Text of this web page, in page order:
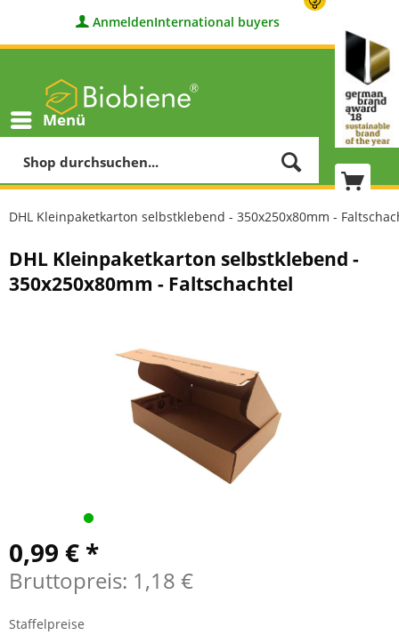
AnmeldenInternational buyers
Menü
DHL Kleinpaketkarton selbstklebend - 350x250x80mm -
DHL Kleinpaketkarton selbstklebend -
350x250x80mm - Faltschachtel
0,99 € *
Bruttopreis: 1,18 €
Staffelpreise